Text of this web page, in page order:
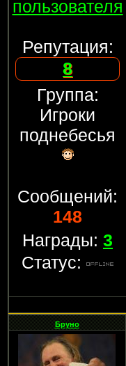
пользователя
Репутация:
8
Группа:
Игроки
поднебесья
Сообщений:
148
Награды: 3
Статус:
Бруно